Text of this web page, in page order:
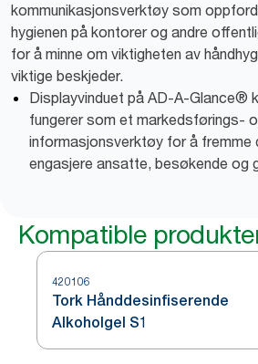
kommunikasjonsverktøy som
hygienen på kontorer og andre
for å minne om viktigheten av
viktige beskjeder.
Displayvinduet på AD-A-Glance®
fungerer som et markedsførings-
informasjonsverktøy for å fremme
engasjere ansatte, besøkende og
Kompatible
420106
Tork Hånddesinfiserende
Alkoholgel S1